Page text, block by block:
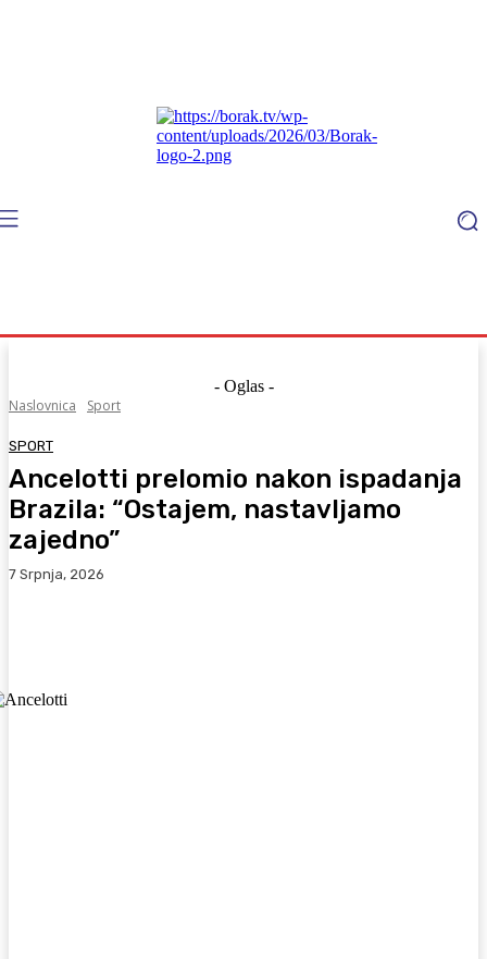
- Oglas -
Naslovnica
Sport
SPORT
Ancelotti prelomio nakon ispadanja
Brazila: “Ostajem, nastavljamo
zajedno”
7 Srpnja, 2026